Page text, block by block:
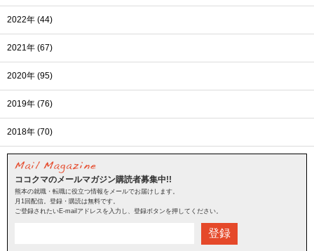
2022年 (44)
2021年 (67)
2020年 (95)
2019年 (76)
2018年 (70)
ココクマのメールマガジン購読者募集中!!
熊本の就職・転職に役立つ情報をメールでお届けします。
月1回配信。登録・購読は無料です。
ご登録されたいE-mailアドレスを入力し、登録ボタンを押してください。
登録